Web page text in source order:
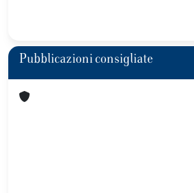
Pubblicazioni consigliate